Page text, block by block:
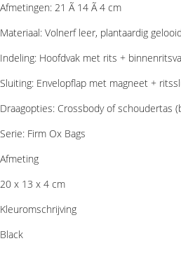
Afmetingen: 21 Ã 14 Ã 4 cm
Materiaal: Volnerf leer, plantaardig gelooid
Indeling: Hoofdvak met rits +
Sluiting: Envelopflap met magneet +
Draagopties: Crossbody of schoudertas
Serie: Firm Ox Bags
Afmeting
20 x 13 x 4 cm
Kleuromschrijving
Black